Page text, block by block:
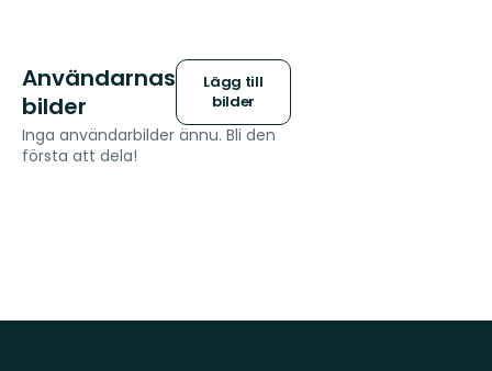
Användarnas
bilder
Lägg till
bilder
Inga användarbilder ännu. Bli den
första att dela!